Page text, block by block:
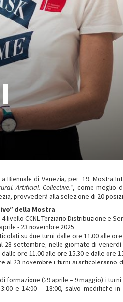
Biennale di Venezia, per 19. Mostra
Artificial. Collective.”, come meglio
, provvederà alla selezione di 20
della Mostra
livello CCNL Terziario Distribuzione e
- 23 novembre 2025
su due turni dalle ore 11.00 alle
28 settembre, nelle giornate di
ore 11.00 alle ore 15.30 e dalle ore
al 23 novembre i turni si articoleranno
formazione (29 aprile – 9 maggio) i
e 14:00 – 18:00, salvo modifiche